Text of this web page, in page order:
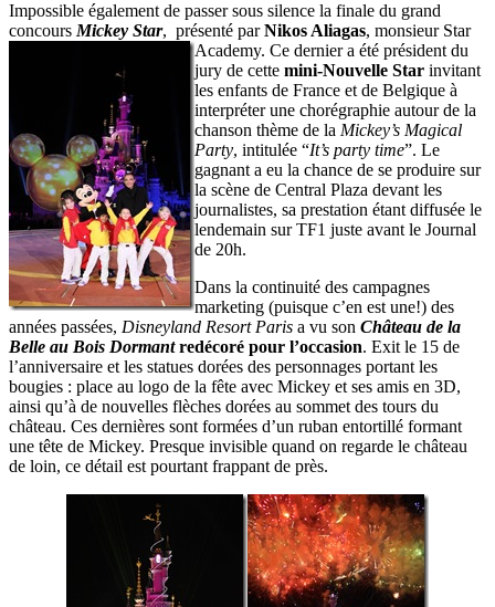
Impossible également de passer sous silence la finale du grand
concours Mickey Star, présenté parNikos Aliagas, monsieur Star
Academy. Ce derniera été président du
jury de cette mini-Nouvelle Star invitant
les enfants de France et de Belgique à
interpréter une chorégraphie autour de la
chanson thème de la Mickey’s Magical
Party, intitulée “It’s party time”. Le
gagnant a eu la chance de se produire sur
la scène de Central Plaza devant les
journalistes, sa prestation étant diffusée le
lendemain sur TF1 juste avant le Journal
de 20h.
Dans la continuité des campagnes
marketing (puisque c’en est une!) des
années passées, Disneyland Resort Paris a vu son Château de la
Belle au Bois Dormantredécoré pour l’occasion. Exit le 15 de
l’anniversaire et les statues dorées des personnages portant les
bougies : place au logo de la fête avec Mickey et ses amis en 3D,
ainsi qu’à de nouvelles flèches dorées au sommet des tours du
château. Ces dernières sont formées d’un ruban entortillé formant
une tête de Mickey. Presque invisible quand on regarde le château
de loin, ce détail est pourtant frappant de près.